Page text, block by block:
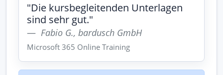
"Die kursbegleitenden Unterlagen
sind sehr gut."
Fabio G., bardusch GmbH
Microsoft 365 Online Training